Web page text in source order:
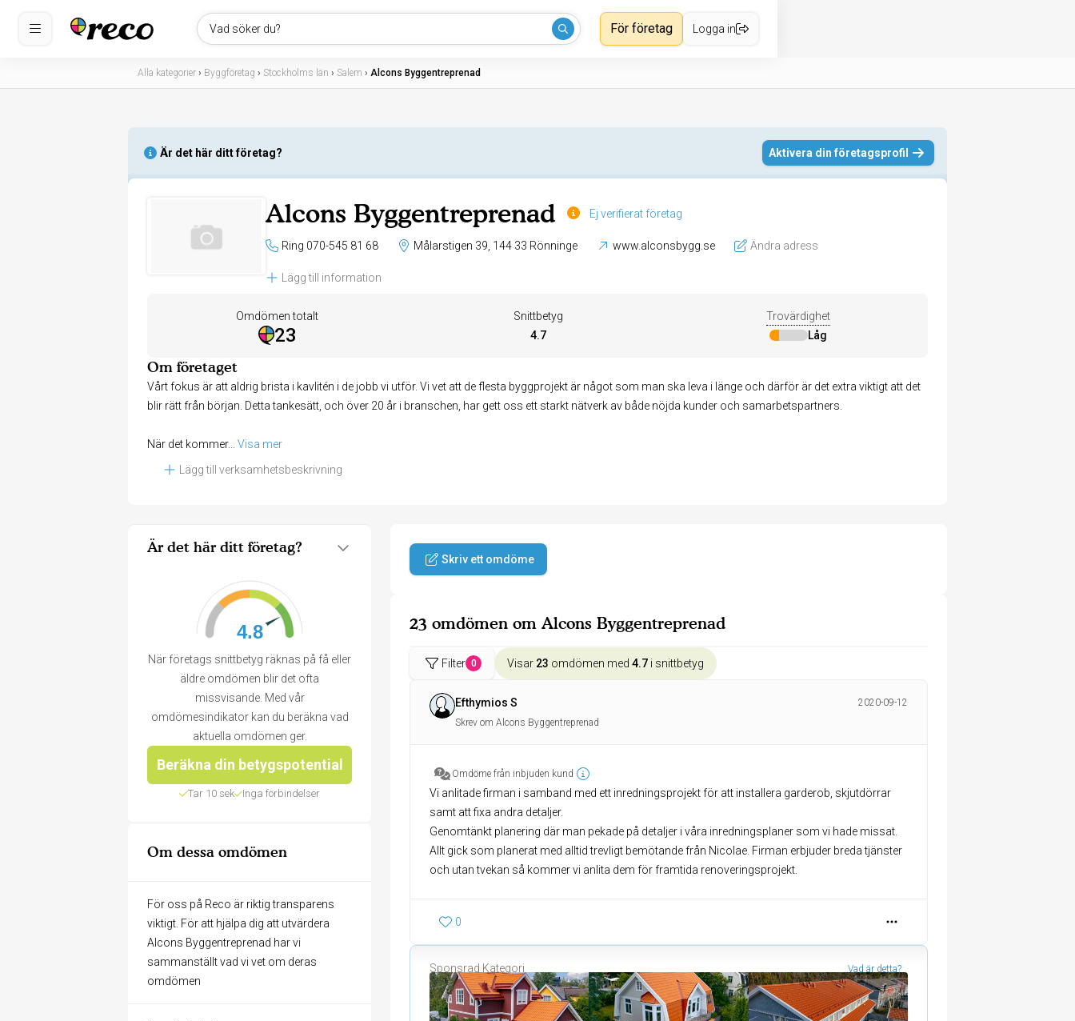
Vad söker du? För företag Logga in
Alla kategorier › Byggföretag › Stockholms län › Salem › Alcons Byggentreprenad
Är det här ditt företag? Aktivera din företagsprofil
Alcons Byggentreprenad Ej verifierat företag
Ring 070-545 81 68 Målarstigen 39, 144 33 Rönninge www.alconsbygg.se Ändra adress
Lägg till information
Omdömen totalt
23
Snittbetyg
4.7
Trovärdighet
Låg
Om företaget
Vårt fokus är att aldrig brista i kavlitén i de jobb vi utför. Vi vet att de flesta byggprojekt är något som man ska leva i länge och därför är det extra viktigt att det
blir rätt från början. Detta tankesätt, och över 20 år i branschen, har gett oss ett starkt nätverk av både nöjda kunder och samarbetspartners.
När det kommer... Visa mer
Lägg till verksamhetsbeskrivning
Är det här ditt företag?
4.8
När företags snittbetyg räknas på få eller
äldre omdömen blir det ofta
missvisande. Med vår
omdömesindikator kan du beräkna vad
aktuella omdömen ger.
Beräkna din betygspotential
Tar 10 sek Inga förbindelser
Om dessa omdömen
För oss på Reco är riktig transparens
viktigt. För att hjälpa dig att utvärdera
Alcons Byggentreprenad har vi
sammanställt vad vi vet om deras
omdömen
Skriv ett omdöme
23 omdömen om Alcons Byggentreprenad
Filter 0 Visar 23 omdömen med 4.7 i snittbetyg
Efthymios S
2020-09-12
Skrev om Alcons Byggentreprenad
Omdöme från inbjuden kund
Vi anlitade firman i samband med ett inredningsprojekt för att installera garderob, skjutdörrar
samt att fixa andra detaljer.
Genomtänkt planering där man pekade på detaljer i våra inredningsplaner som vi hade missat.
Allt gick som planerat med alltid trevligt bemötande från Nicolae. Firman erbjuder breda tjänster
och utan tvekan så kommer vi anlita dem för framtida renoveringsprojekt.
0
Sponsrad Kategori Vad är detta?